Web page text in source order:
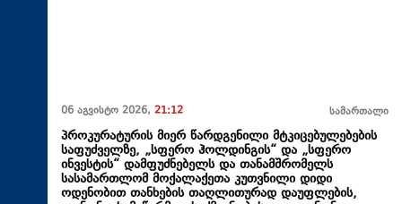
06 აგვისტო 2026, 21:12 სამართალი
პროკურატურის მიერ წარდგენილი მტკიცებულებების
საფუძველზე, „სფერო ჰოლდინგის“ და „სფერო
ინვესტის“ დამფუძნებელს და თანამშრომელს
სასამართლომ მოქალაქეთა კუთვნილი დიდი
ოდენობით თანხების თაღლითურად დაუფლების,